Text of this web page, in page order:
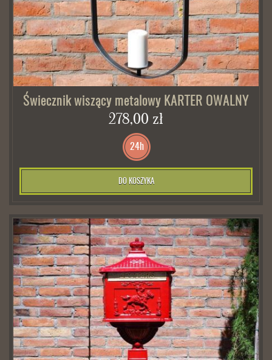
Świecznik wiszący metalowy KARTER OWALNY
278,00 zł
24h
DO KOSZYKA